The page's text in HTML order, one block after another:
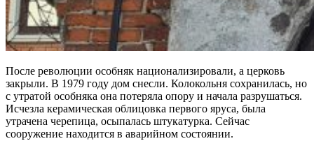
После революции особняк национализировали, а церковь
закрыли. В 1979 году дом снесли. Колокольня сохранилась, но
с утратой особняка она потеряла опору и начала разрушаться.
Исчезла керамическая облицовка первого яруса, была
утрачена черепица, осыпалась штукатурка. Сейчас
сооружение находится в аварийном состоянии.